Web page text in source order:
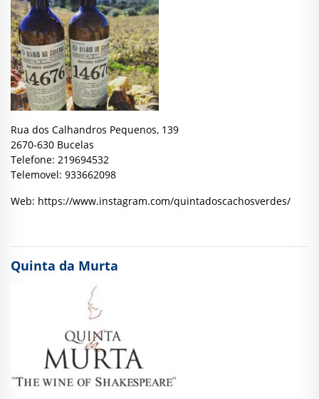
Rua dos Calhandros Pequenos, 139
2670-630 Bucelas
Telefone: 219694532
Telemovel: 933662098
Web: https://www.instagram.com/quintadoscachosverdes/
Quinta da Murta